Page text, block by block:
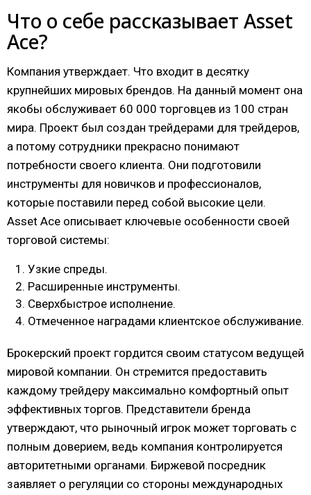
Что о себе рассказывает Asset
Ace?
Компания утверждает. Что входит в десятку
крупнейших мировых брендов. На данный момент она
якобы обслуживает 60 000 торговцев из 100 стран
мира. Проект был создан трейдерами для трейдеров,
а потому сотрудники прекрасно понимают
потребности своего клиента. Они подготовили
инструменты для новичков и профессионалов,
которые поставили перед собой высокие цели.
Asset Ace описывает ключевые особенности своей
торговой системы:
Узкие спреды.
Расширенные инструменты.
Сверхбыстрое исполнение.
Отмеченное наградами клиентское обслуживание.
Брокерский проект гордится своим статусом ведущей
мировой компании. Он стремится предоставить
каждому трейдеру максимально комфортный опыт
эффективных торгов. Представители бренда
утверждают, что рыночный игрок может торговать с
полным доверием, ведь компания контролируется
авторитетными органами. Биржевой посредник
заявляет о регуляции со стороны международных